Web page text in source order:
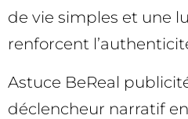
de vie simples et une
renforcent
Astuce BeReal
déclencheur narratif